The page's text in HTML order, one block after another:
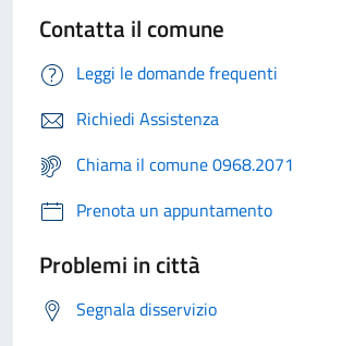
Contatta il comune
Leggi le domande frequenti
Richiedi Assistenza
Chiama il comune 0968.2071
Prenota un appuntamento
Problemi in città
Segnala disservizio